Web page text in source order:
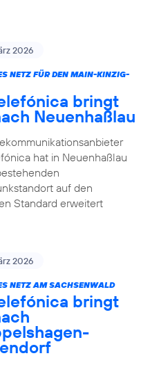
2026
NETZ FÜR DEN MAIN-KINZIG-
bringt
Neuenhaßlau
hat in Neuenhaßlau
auf den
Standard erweitert
2026
NETZ AM SACHSENWALD
bringt